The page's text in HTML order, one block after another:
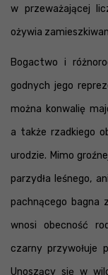
w przeważającej
ożywia
Bogactwo i
godnych jego
można konwalię
a także rzadkiego
urodzie. Mimo
parzydła leśnego,
pachnącego bagna
wnosi obecność
czarny przywołuje
Unoszący się w